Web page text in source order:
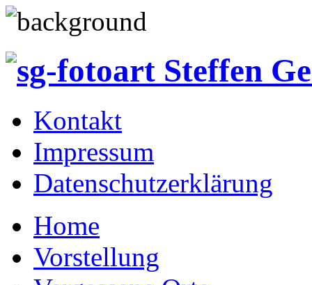
Kontakt
Impressum
Datenschutzerklärung
Home
Vorstellung